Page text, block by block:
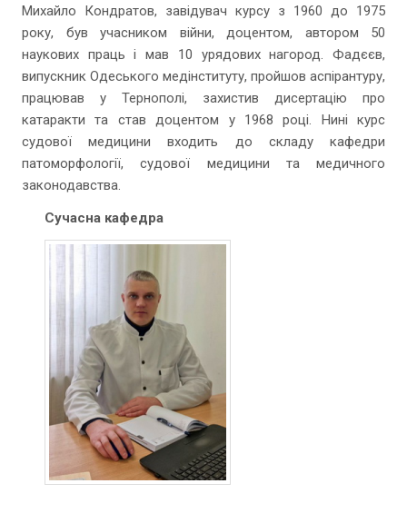
Михайло Кондратов, завідувач курсу з 1960 до 1975
року, був учасником війни, доцентом, автором 50
наукових праць і мав 10 урядових нагород. Фадєєв,
випускник Одеського медінституту, пройшов аспірантуру,
працював у Тернополі, захистив дисертацію про
катаракти та став доцентом у 1968 році. Нині курс
судової медицини входить до складу кафедри
патоморфології, судової медицини та медичного
законодавства.
Сучасна кафедра